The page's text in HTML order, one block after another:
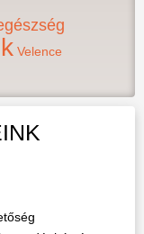
Velence